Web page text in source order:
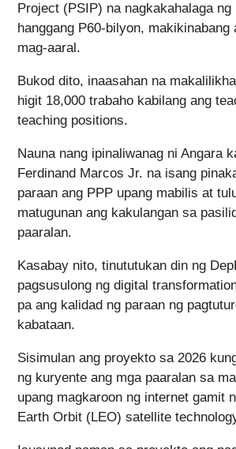
Project (PSIP) na nagkakahalaga
hanggang P60-bilyon, makikinabang
mag-aaral.
Bukod dito, inaasahan na
higit 18,000 trabaho kabilang ang
teaching positions.
Nauna nang ipinaliwanag ni Angara
Ferdinand Marcos Jr. na isang
paraan ang PPP upang mabilis at
matugunan ang kakulangan sa
paaralan.
Kasabay nito, tinututukan din ng
pagsusulong ng digital
pa ang kalidad ng paraan ng
kabataan.
Sisimulan ang proyekto sa 2026
ng kuryente ang mga paaralan sa
upang magkaroon ng internet gamit
Earth Orbit (LEO) satellite